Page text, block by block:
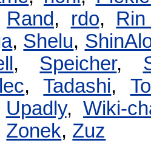
Rand, rdo,
, Shelu,
, Speicher,
,Tadashi,
Upadly,Wiki-
Zonek, Zuz